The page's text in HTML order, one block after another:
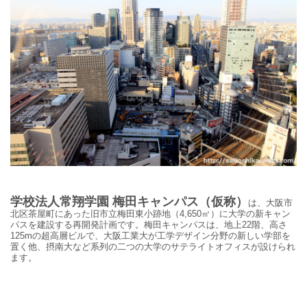
学校法人常翔学園 梅田キャンパス（仮称） は、 大阪市
北区茶屋町にあった旧市立梅田東小跡地（4,650㎡）に大学の新キャン
パスを建設する再開発計画です。梅田キャンパスは、地上22階、高さ
125mの超高層ビルで、大阪工業大が工学デザイン分野の新しい学部を
置く他、摂南大など系列の二つの大学のサテライトオフィスが設けられ
ます。